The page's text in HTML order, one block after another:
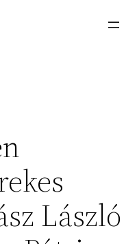
László